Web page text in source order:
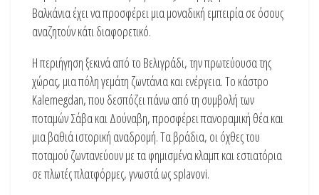
Βαλκάνια έχει να προσφέρει μια μοναδική εμπειρία σε όσους
αναζητούν κάτι διαφορετικό.
Η περιήγηση ξεκινά από το Βελιγράδι, την πρωτεύουσα της
χώρας, μια πόλη γεμάτη ζωντάνια και ενέργεια. Το κάστρο
Kalemegdan, που δεσπόζει πάνω από τη συμβολή των
ποταμών Σάβα και Δούναβη, προσφέρει πανοραμική θέα και
μια βαθιά ιστορική αναδρομή. Τα βράδια, οι όχθες του
ποταμού ζωντανεύουν με τα φημισμένα κλαμπ και εστιατόρια
σε πλωτές πλατφόρμες, γνωστά ως splavovi.